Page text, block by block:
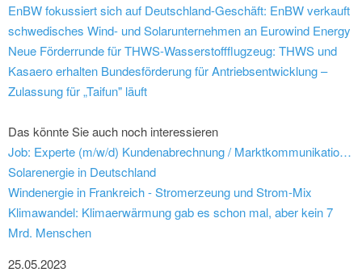
EnBW fokussiert sich auf Deutschland-Geschäft: EnBW verkauft
schwedisches Wind- und Solarunternehmen an Eurowind Energy
Neue Förderrunde für THWS-Wasserstoffflugzeug: THWS und
Kasaero erhalten Bundesförderung für Antriebsentwicklung –
Zulassung für „Taifun" läuft
Das könnte Sie auch noch interessieren
Job: Experte (m/w/d) Kundenabrechnung / Marktkommunikation EDM Vertrieb - Vereinigte Wertach-Elektrizitätswerke GmbH
Solarenergie in Deutschland
Windenergie in Frankreich - Stromerzeung und Strom-Mix
Klimawandel: Klimaerwärmung gab es schon mal, aber kein 7
Mrd. Menschen
25.05.2023